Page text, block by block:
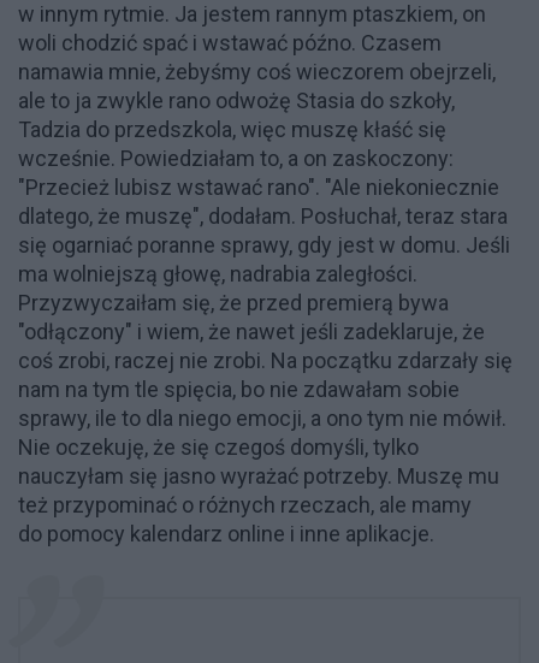
w innym rytmie. Ja jestem rannym ptaszkiem, on
woli chodzić spać i wstawać późno. Czasem
namawia mnie, żebyśmy coś wieczorem obejrzeli,
ale to ja zwykle rano odwożę Stasia do szkoły,
Tadzia do przedszkola, więc muszę kłaść się
wcześnie. Powiedziałam to, a on zaskoczony:
"Przecież lubisz wstawać rano". "Ale niekoniecznie
dlatego, że muszę", dodałam. Posłuchał, teraz stara
się ogarniać poranne sprawy, gdy jest w domu. Jeśli
ma wolniejszą głowę, nadrabia zaległości.
Przyzwyczaiłam się, że przed premierą bywa
"odłączony" i wiem, że nawet jeśli zadeklaruje, że
coś zrobi, raczej nie zrobi. Na początku zdarzały się
nam na tym tle spięcia, bo nie zdawałam sobie
sprawy, ile to dla niego emocji, a ono tym nie mówił.
Nie oczekuję, że się czegoś domyśli, tylko
nauczyłam się jasno wyrażać potrzeby. Muszę mu
też przypominać o różnych rzeczach, ale mamy
do pomocy kalendarz online i inne aplikacje.